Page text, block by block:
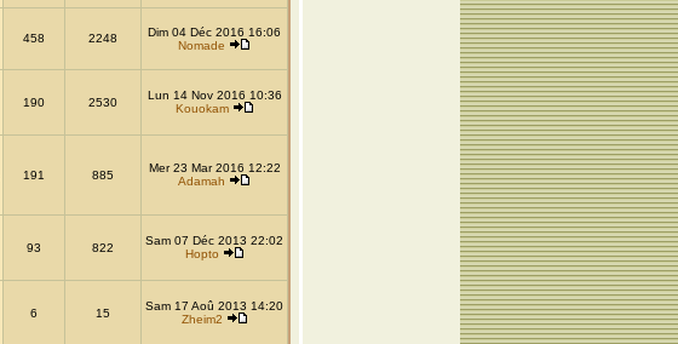
458 2248
Dim 04 Déc 2016 16:06
Nomade
190 2530
Lun 14 Nov 2016 10:36
Kouokam
191 885
Mer 23 Mar 2016 12:22
Adamah
93 822
Sam 07 Déc 2013 22:02
Hopto
6 15
Sam 17 Aoû 2013 14:20
Zheim2